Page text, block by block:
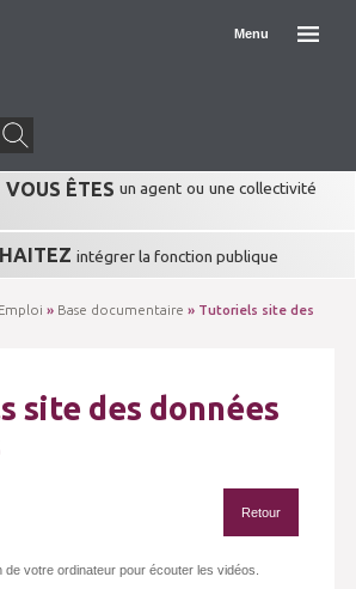
Menu
VOUS ÊTES un agent ou une collectivité
intégrer la fonction publique
Emploi » Base documentaire » Tutoriels site des
site des données
Retour
de votre ordinateur pour écouter les vidéos.